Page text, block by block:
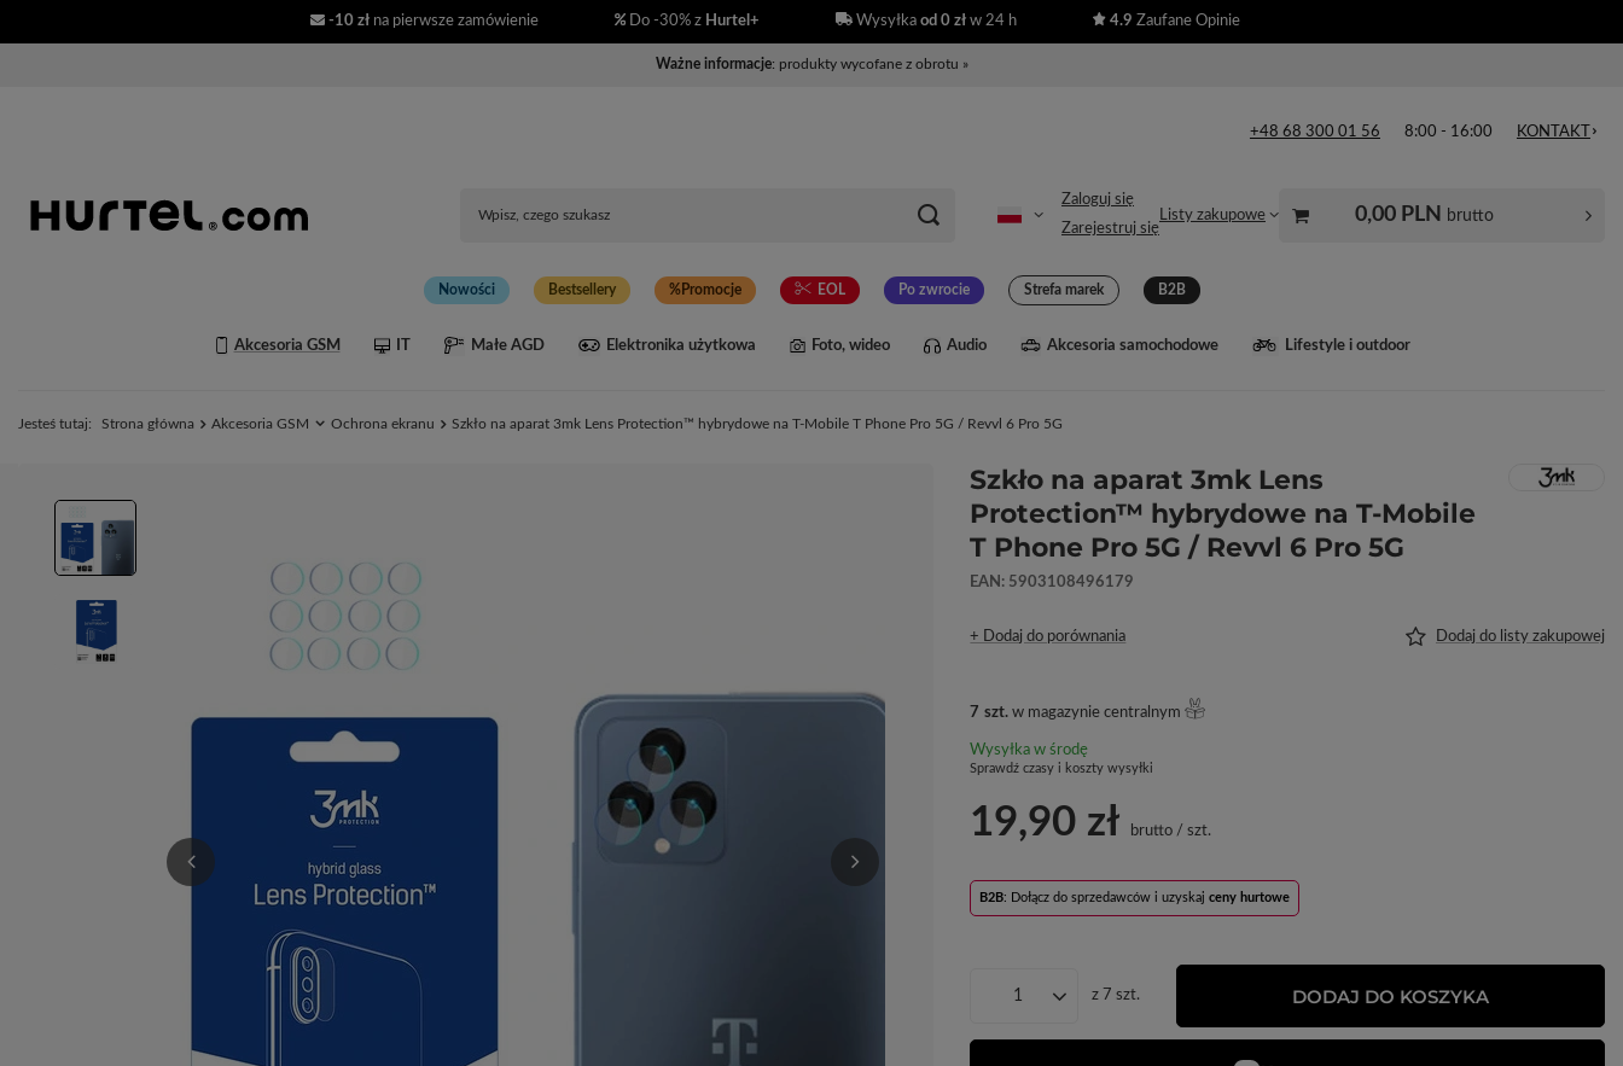
-10 zł na pierwsze zamówienie Do -30% z Hurtel+ Wysyłka od 0 złw 24 h 4.9 Zaufane Opinie
Ważne informacje: produkty wycofane z obrotu »
+48 68 300 01 56 8:00 - 16:00 KONTAKT
Zaloguj się
Zarejestruj się
Listy zakupowe 0,00 PLN brutto
Nowości Bestsellery Promocje EOL Po zwrocie Strefa marek B2B
Akcesoria GSM IT Małe AGD Elektronika użytkowa Foto, wideo Audio Akcesoria samochodowe Lifestyle i outdoor
Jesteś tutaj: Strona główna Akcesoria GSM Ochrona ekranu Szkło na aparat 3mk Lens Protection™ hybrydowe na T-Mobile T Phone Pro 5G / Revvl 6 Pro 5G
Szkło na aparat 3mk Lens
Protection™ hybrydowe na T-Mobile
T Phone Pro 5G / Revvl 6 Pro 5G
EAN: 5903108496179
+ Dodaj do porównania Dodaj do listy zakupowej
7 szt. w magazynie centralnym
Wysyłkaw środę
Sprawdź czasy i koszty wysyłki
19,90 zł brutto /szt.
B2B: Dołącz do sprzedawców i uzyskajceny hurtowe
z 7szt. DODAJ DO KOSZYKA